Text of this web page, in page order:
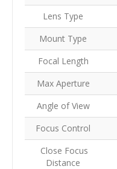
Lens Type
Mount Type
Focal Length
Max Aperture
Angle of View
Focus Control
Close Focus
Distance